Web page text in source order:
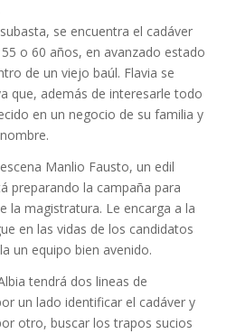
se encuentra el cadáver
o 60 años, en avanzado estado
de un viejo baúl. Flavia se
que, además de interesarle todo
en un negocio de su familia y
Manlio Fausto, un edil
preparando la campaña para
la magistratura. Le encarga a la
en las vidas de los candidatos
un equipo bien avenido.
tendrá dos lineas de
un lado identificar el cadáver y
otro, buscar los trapos sucios